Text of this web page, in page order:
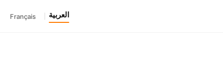
العربية Français